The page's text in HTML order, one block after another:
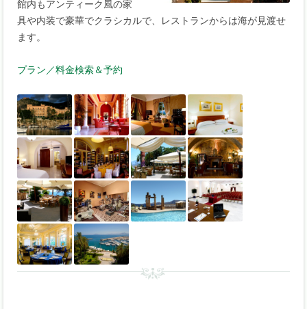
館内もアンティーク風の家
具や内装で豪華でクラシカルで、レストランからは海が見渡せ
ます。
プラン／料金検索＆予約